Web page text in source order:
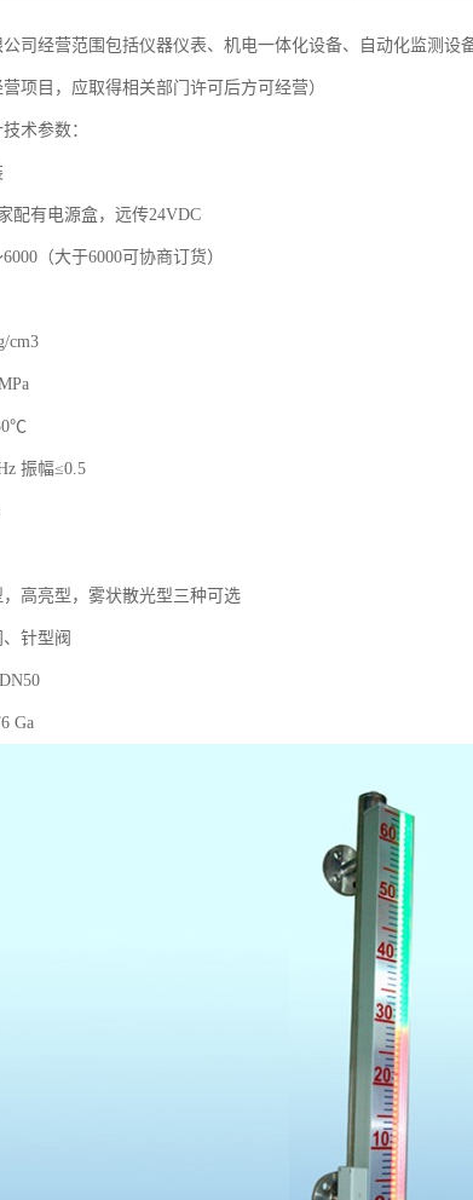
司经营范围包括仪器仪表、机电一体化设备、自动化监测设
项目，应取得相关部门许可后方可经营）
术参数：
配有电源盒，远传24VDC
（大于6000可协商订货）
cm3
振幅≤0.5
高亮型，雾状散光型三种可选
针型阀
Ga